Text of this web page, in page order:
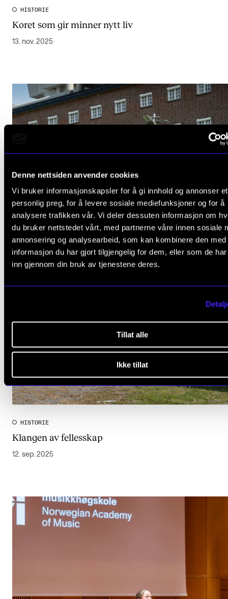
Denne nettsiden anvender cookies
Vi bruker informasjonskapsler for å gi innhold og annonser et
personlig preg, for å levere sosiale mediefunksjoner og for å
analysere trafikken vår. Vi deler dessuten informasjon om
du bruker nettstedet vårt, med partnerne våre innen sosiale
annonsering og analysearbeid, som kan kombinere den med
informasjon du har gjort tilgjengelig for dem, eller som de
inn gjennom din bruk av tjenestene deres.
Tillat alle
Ikke tillat
HISTORIE
Koret som gir minner nytt liv
13. nov. 2025
HISTORIE
Klangen av fellesskap
12. sep. 2025